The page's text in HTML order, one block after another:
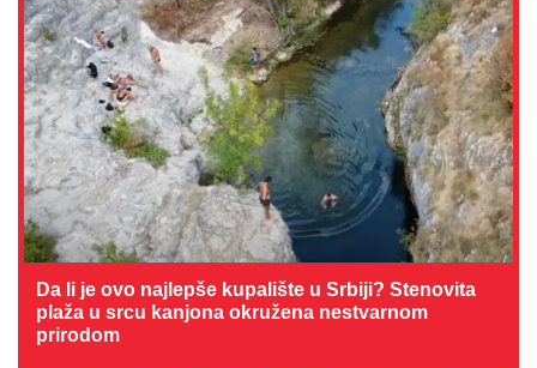
Da li je ovo najlepše kupalište u Srbiji? Stenovita
plaža u srcu kanjona okružena nestvarnom
prirodom